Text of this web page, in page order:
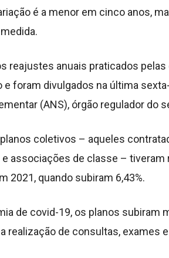
é a menor em cinco anos,
reajustes anuais praticados
foram divulgados na última
(ANS), órgão regulador do
coletivos – aqueles
associações de classe –
2021, quando subiram 6,43%.
de covid-19, os planos subiram
realização de consultas, exames